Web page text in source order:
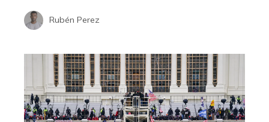
Rubén Perez